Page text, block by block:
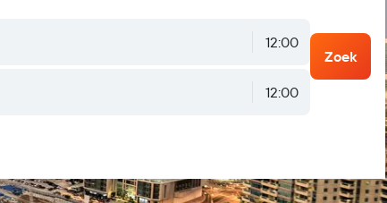
12:00
12:00
Zoek